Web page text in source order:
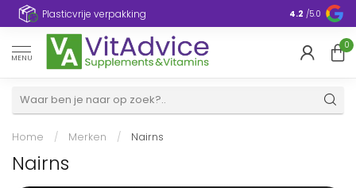
Plasticvrije verpakking 4.2 /5.0
MENU
0
Home / Merken / Nairns
Nairns